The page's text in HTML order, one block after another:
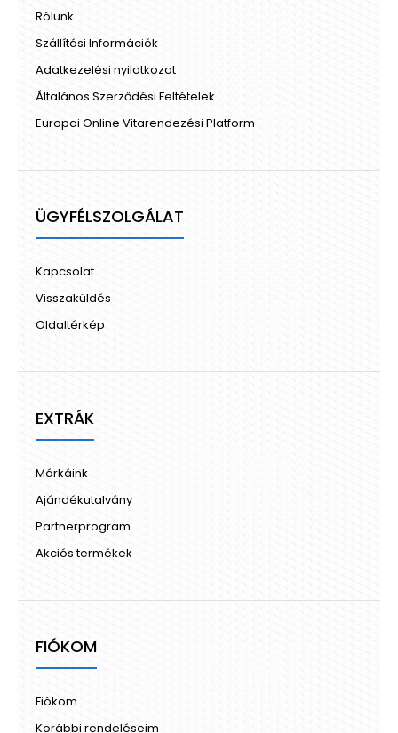
Rólunk
Szállítási Információk
Adatkezelési nyilatkozat
Általános Szerződési Feltételek
Europai Online Vitarendezési Platform
ÜGYFÉLSZOLGÁLAT
Kapcsolat
Visszaküldés
Oldaltérkép
EXTRÁK
Márkáink
Ajándékutalvány
Partnerprogram
Akciós termékek
FIÓKOM
Fiókom
Korábbi rendeléseim